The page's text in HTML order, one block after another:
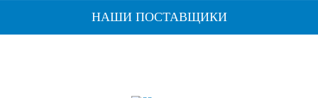
НАШИ ПОСТАВЩИКИ